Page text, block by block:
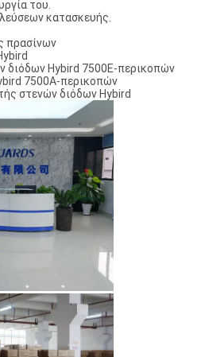
του.
κατασκευής.
πρασίνων
διόδων Hybird 7500E-περικοπών
7500A-περικοπών
στενών διόδων Hybird